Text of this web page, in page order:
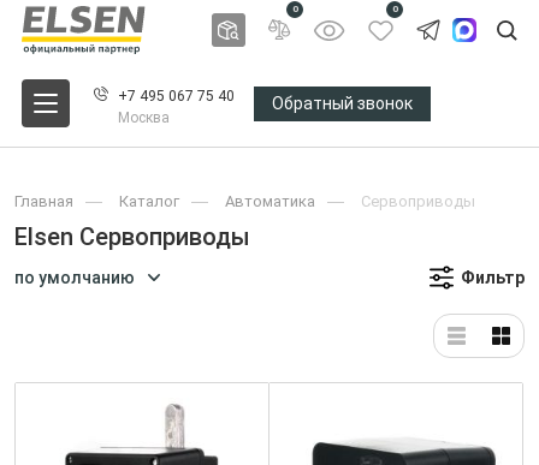
0 0
+7 495 067 75 40
Москва
Обратный звонок
Главная Каталог Автоматика Сервоприводы
Elsen Сервоприводы
по умолчанию Фильтр